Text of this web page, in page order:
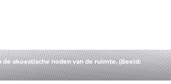
akoestische noden van de ruimte. (Beeld: